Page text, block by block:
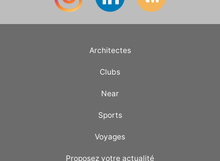
Architectes
Clubs
Near
Sports
Voyages
Proposez votre actualité